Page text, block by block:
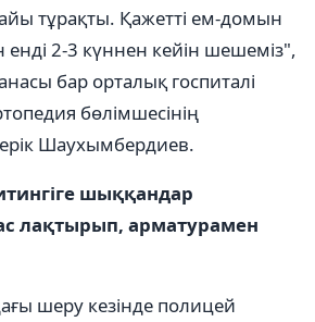
тұрақты. Қажетті ем-домын
2-3 күннен кейін шешеміз",
бар орталық госпиталі
бөлімшесінің
Шаухымбердиев.
шыққандар
лақтырып, арматурамен
шеру кезінде полицей